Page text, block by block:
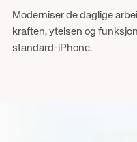
Moderniser de daglige
kraften, ytelsen og
standard-iPhone.